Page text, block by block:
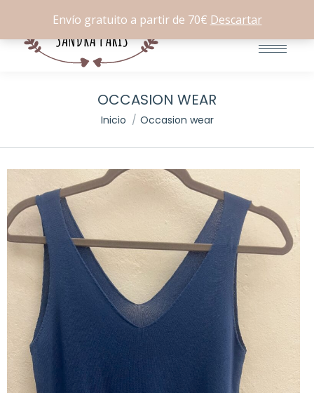
Envío gratuito a partir de 70€ Descartar
OCCASION WEAR
Estás aquí:
Inicio Occasion wear